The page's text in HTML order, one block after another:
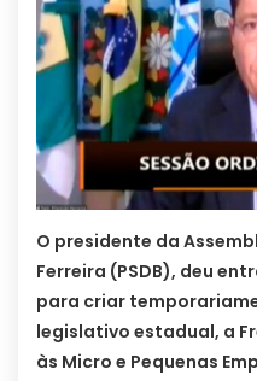
O presidente da
Ferreira (PSDB), deu
para criar
legislativo estadual, a
às Micro e Pequenas